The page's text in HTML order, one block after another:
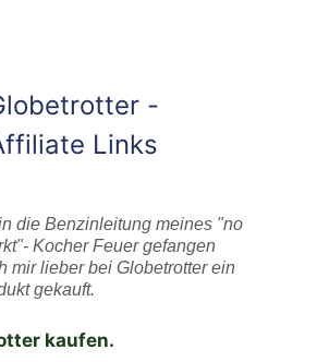
-
Links
die Benzinleitung meines "no
Kocher Feuer gefangen
mir lieber bei Globetrotter ein
gekauft.
kaufen.